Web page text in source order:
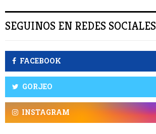
SEGUINOS EN REDES SOCIALES
FACEBOOK
GORJEO
INSTAGRAM